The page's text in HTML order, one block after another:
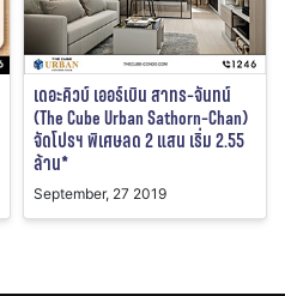
เดอะคิวบ์ เออร์เบิน สาทร-จันทน์
(The Cube Urban Sathorn-Chan)
จัดโปรฯ พิเศษลด 2 แสน เริ่ม 2.55
ล้าน*
September, 27 2019